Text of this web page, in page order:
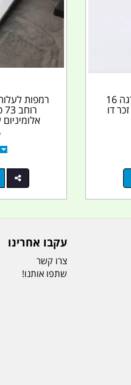
ניפל נירוסטה מעבר הברגה 16
ממ ל 9.5 ממ 3/8 ל 8\1 זכר דו
עקבו אחרינו
צרו קשר
שתפו אותנו!